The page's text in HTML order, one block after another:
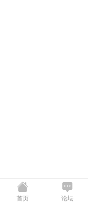
首页 论坛